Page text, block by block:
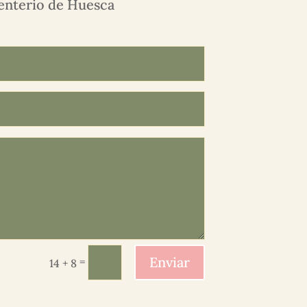
de Huesca
14 + 8= Enviar